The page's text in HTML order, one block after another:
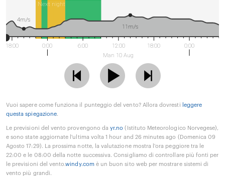
Next night
18:00 0:00 6:00
12:00
Man 10 Aug
18:00 0:00
11m/s
4m/s
Vuoi sapere come funziona il punteggio del vento? Allora dovresti
leggere
questa spiegazione.
Le previsioni del vento provengono dayr.no (Istituto Meteorologico Norvegese),
e sono state aggiornate l'ultima volta 1 hour and 26 minutes ago (Domenica 09
Agosto 17:29). La prossima notte, la valutazione mostra l'ora peggiore tra le
22:00 e le 08:00 della notte successiva. Consigliamo di controllare più fonti per
le previsioni del vento.windy.comè un buon sito web per mostrare sistemi di
vento più grandi.